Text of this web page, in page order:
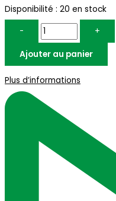
Disponibilité : 20 en stock
-
+
Ajouter au panier
Plus d’informations